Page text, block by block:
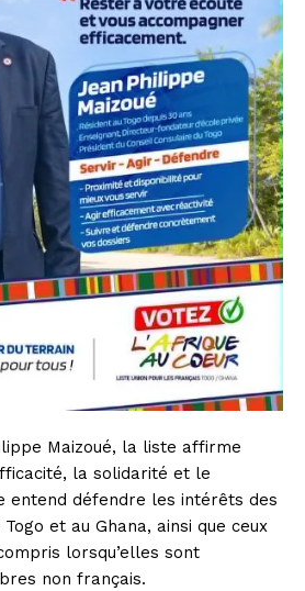
Maizoué, la liste affirme
la solidarité et le
entend défendre les intérêts des
et au Ghana, ainsi que ceux
lorsqu’elles sont
non français.